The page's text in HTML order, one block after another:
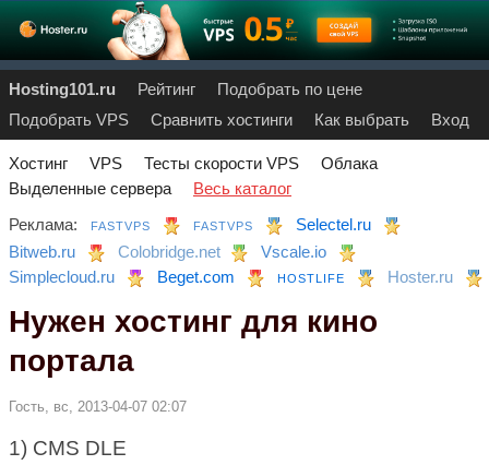
Hosting101.ru Рейтинг
Подобрать по цене
Подобрать VPS
Сравнить хостинги Как выбрать Вход
Хостинг VPS Тесты скорости VPS
Облака
Выделенные сервера
Весь каталог
Реклама:
FASTVPS FASTVPS
Selectel.ru
Bitweb.ru
Colobridge.net
Vscale.io
Simplecloud.ru
Beget.com HOSTLIFE Hoster.ru
Нужен хостинг для кино
портала
Гость, вс, 2013-04-07 02:07
1) CMS DLE